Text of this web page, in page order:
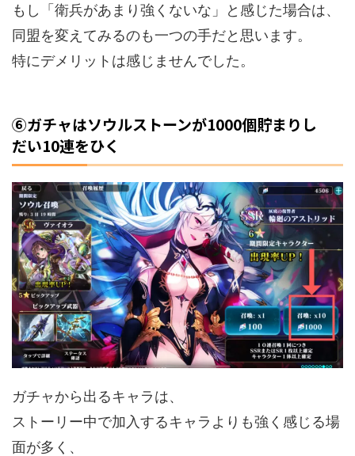
もし「衛兵があまり強くないな」と感じた場合は、
同盟を変えてみるのも一つの手だと思います。
特にデメリットは感じませんでした。
⑥ガチャはソウルストーンが1000個貯まりし
だい10連をひく
ガチャから出るキャラは、
ストーリー中で加入するキャラよりも強く感じる場
面が多く、